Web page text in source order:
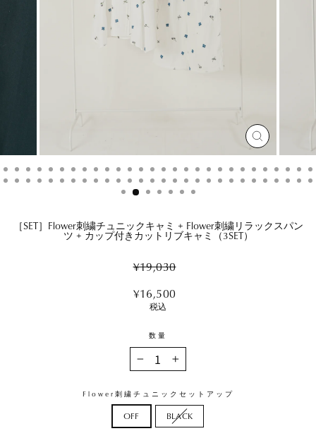
閉
じ
［SET］Flower刺繍チュニックキャミ + Flower刺繍リラックスパン
ツ + カップ付きカットリブキャミ（3SET）
Regular
¥19,030
Sale
price
¥16,500
税込
数量
− +
Flower刺繍チュニックセットアップ
OFF BLACK